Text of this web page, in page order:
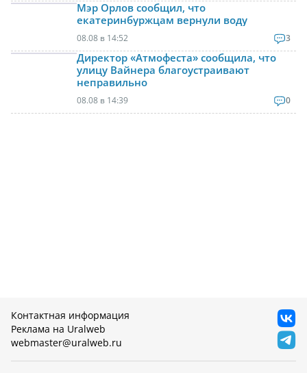
Мэр Орлов сообщил, что
екатеринбуржцам вернули воду
08.08 в 14:52 3
Директор «Атмофеста» сообщила, что
улицу Вайнера благоустраивают
неправильно
08.08 в 14:39 0
Контактная информация
Реклама на Uralweb
webmaster@uralweb.ru